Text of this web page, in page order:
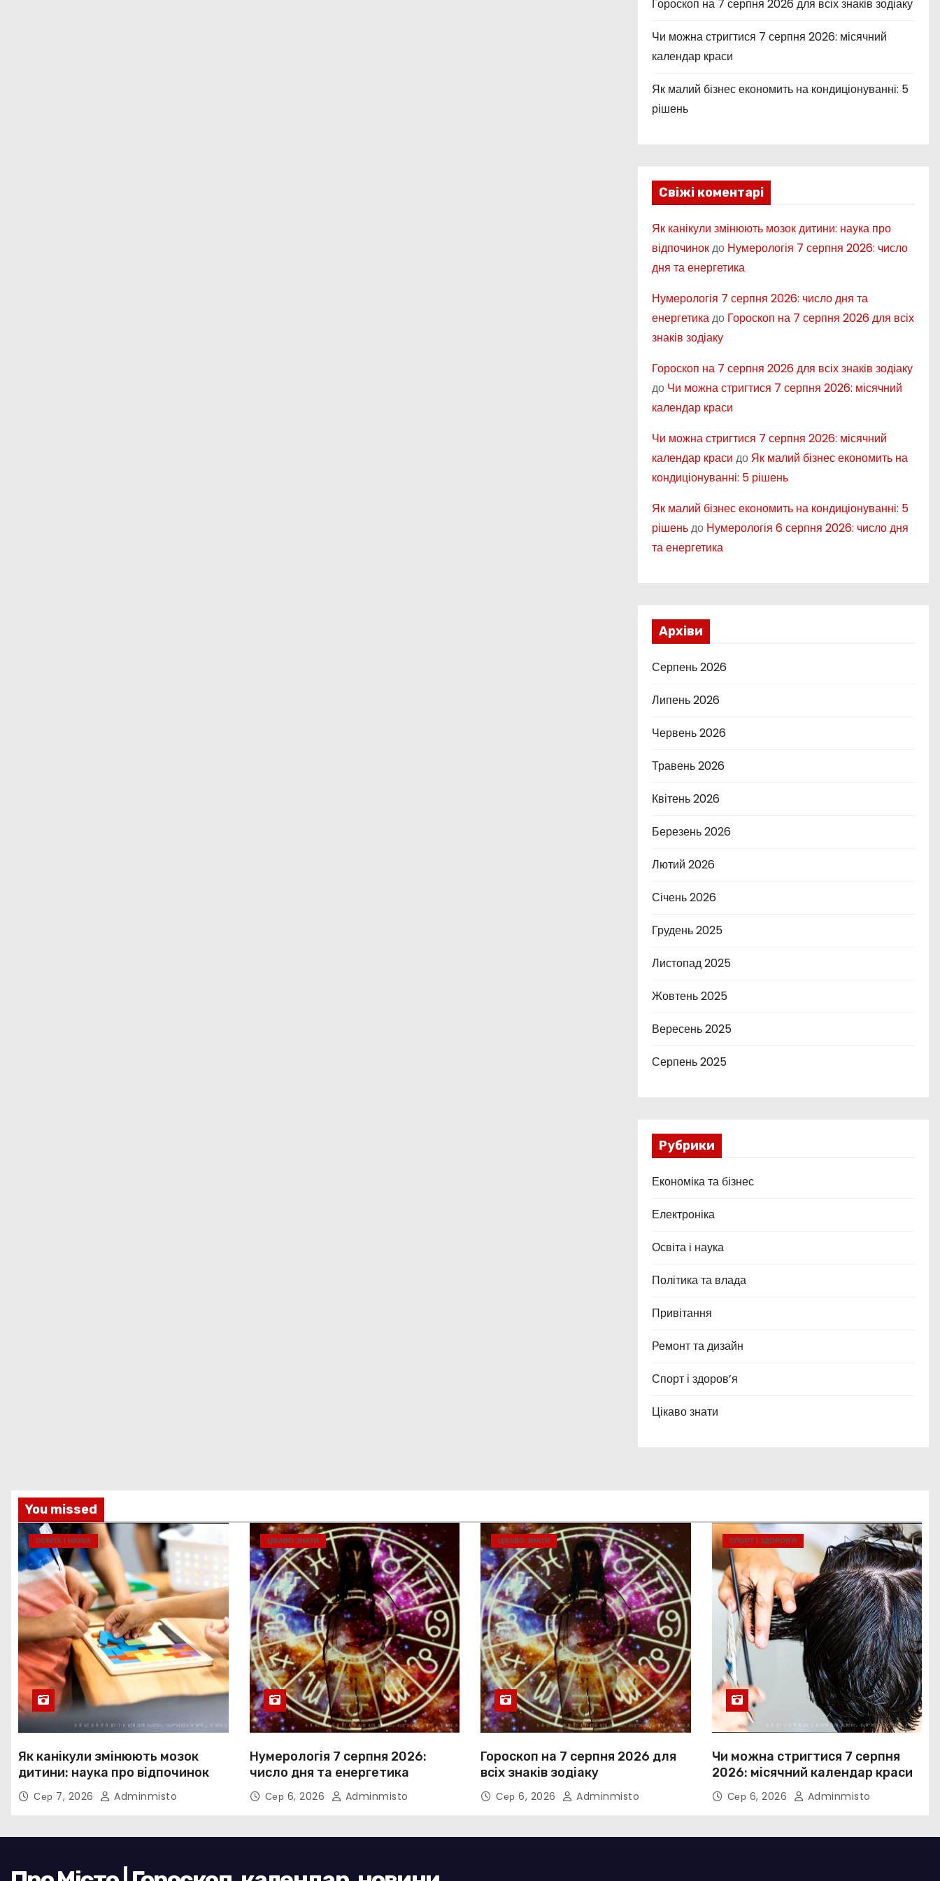
Гороскоп на 7 серпня 2026 для всіх знаків зодіаку
Чи можна стригтися 7 серпня 2026: місячний
календар краси
Як малий бізнес економить на кондиціонуванні: 5
рішень
Свіжі коментарі
Як канікули змінюють мозок дитини: наука про
відпочинокдо Нумерологія 7 серпня 2026: число
дня та енергетика
Нумерологія 7 серпня 2026: число дня та
енергетикадо Гороскоп на 7 серпня 2026 для всіх
знаків зодіаку
Гороскоп на 7 серпня 2026 для всіх знаків зодіаку
до Чи можна стригтися 7 серпня 2026: місячний
календар краси
Чи можна стригтися 7 серпня 2026: місячний
календар краси до Як малий бізнес економить на
кондиціонуванні: 5 рішень
Як малий бізнес економить на кондиціонуванні: 5
рішеньдо Нумерологія 6 серпня 2026: число дня
та енергетика
Архіви
Серпень 2026
Липень 2026
Червень 2026
Травень 2026
Квітень 2026
Березень 2026
Лютий 2026
Січень 2026
Грудень 2025
Листопад 2025
Жовтень 2025
Вересень 2025
Серпень 2025
Рубрики
Економіка та бізнес
Електроніка
Освіта і наука
Політика та влада
Привітання
Ремонт та дизайн
Спорт і здоров’я
Цікаво знати
You missed
ОСВІТА І НАУКА
Як канікули змінюють мозок
дитини: наука про відпочинок
Сер 7, 2026 Adminmisto
ЦІКАВО ЗНАТИ
Нумерологія 7 серпня 2026:
число дня та енергетика
Сер 6, 2026 Adminmisto
ЦІКАВО ЗНАТИ
Гороскоп на 7 серпня 2026 для
всіх знаків зодіаку
Сер 6, 2026 Adminmisto
СПОРТ І ЗДОРОВ’Я
Чи можна стригтися 7 серпня
2026: місячний календар краси
Сер 6, 2026 Adminmisto